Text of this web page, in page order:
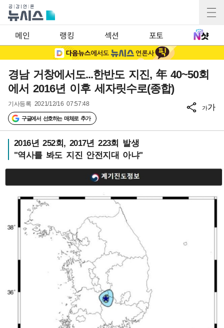
메인 랭킹 섹션 포토
경남 거창에서도...한반도 지진, 年 40~50회
에서 2016년 이후 세자릿수로(종합)
기사등록 2021/12/16 07:57:48
구글에서 선호하는 매체로 추가
가가
2016년 252회, 2017년 223회 발생
"역사를 봐도 지진 안전지대 아냐"